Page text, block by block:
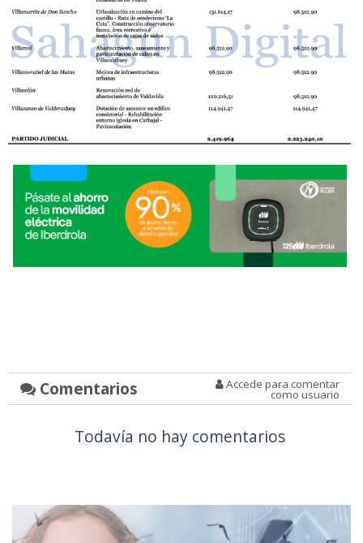
Comentarios Accede para comentar
como usuario
Todavía no hay comentarios